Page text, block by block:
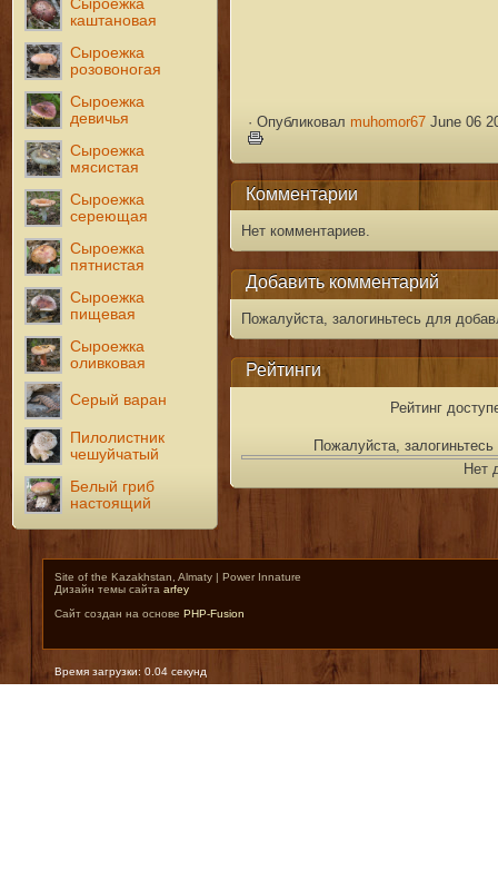
Сыроежка
каштановая
Сыроежка
розовоногая
Сыроежка
девичья
Сыроежка
мясистая
Сыроежка
сереющая
Сыроежка
пятнистая
Сыроежка
пищевая
Сыроежка
оливковая
Серый варан
Пилолистник
чешуйчатый
Белый гриб
настоящий
· Опубликовал muhomor67 June 06
Комментарии
Нет комментариев.
Добавить комментарий
Пожалуйста, залогиньтесь для
Рейтинги
Рейтинг
Пожалуйста,
Нет
Site of the Kazakhstan, Almaty | Power Innature
Дизайн темы сайта arfey
Сайт создан на основе PHP-Fusion
Время загрузки: 0.04 секунд